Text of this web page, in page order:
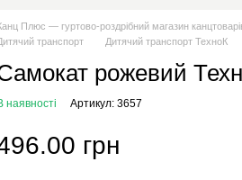
Плюс — гуртово-роздрібний магазин
транспорт
Дитячий транспорт ТехноК
рожевий
наявності Артикул: 3657
грн